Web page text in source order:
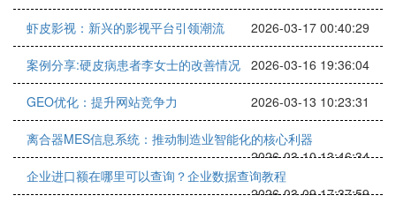
虾皮影视：新兴的影视平台引领潮流 2026-03-17 00:40:29
案例分享:硬皮病患者李女士的改善情况 2026-03-16 19:36:04
GEO优化：提升网站竞争力 2026-03-13 10:23:31
离合器MES信息系统：推动制造业智能化的核心利器
2026-03-10 13:46:34
企业进口额在哪里可以查询？企业数据查询教程
2026-03-09 17:37:59